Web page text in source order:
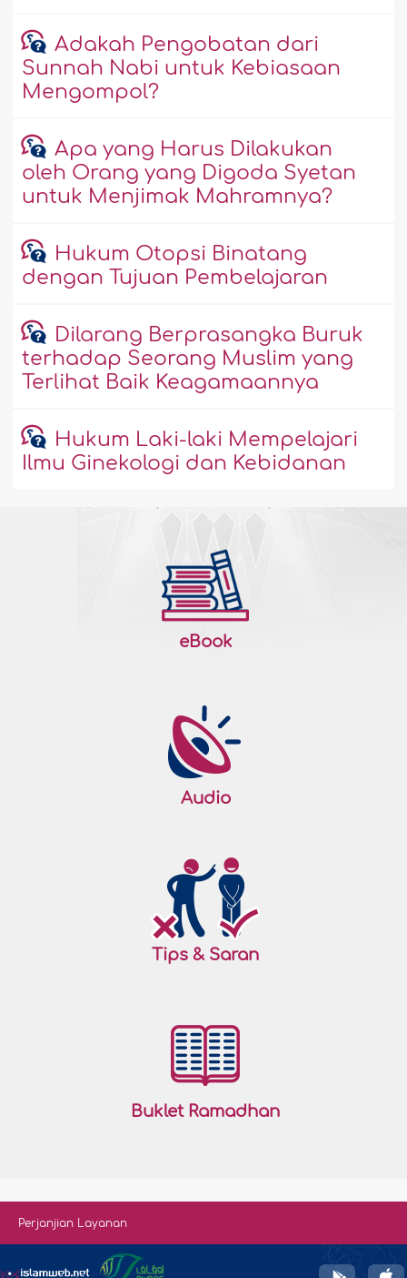
Adakah Pengobatan dari
Sunnah Nabi untuk Kebiasaan
Mengompol?
Apa yang Harus Dilakukan
oleh Orang yang Digoda Syetan
untuk Menjimak Mahramnya?
Hukum Otopsi Binatang
dengan Tujuan Pembelajaran
Dilarang Berprasangka Buruk
terhadap Seorang Muslim yang
Terlihat Baik Keagamaannya
Hukum Laki-laki Mempelajari
Ilmu Ginekologi dan Kebidanan
eBook
Audio
Tips & Saran
Buklet Ramadhan
Perjanjian Layanan